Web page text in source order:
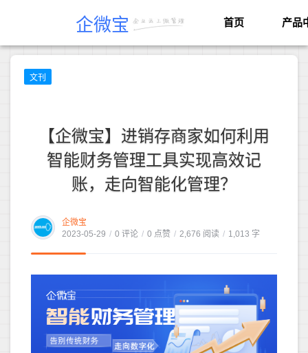
企微宝 首页 产品
文刊
【企微宝】进销存商家如何利用
智能财务管理工具实现高效记
账，走向智能化管理？
企微宝
2023-05-29 / 0 评论 / 0 点赞 / 2,676 阅读 / 1,013 字